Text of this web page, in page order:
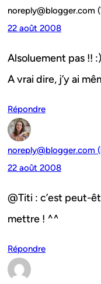
noreply@blogger.com
22 août 2008
Alsoluement pas !! :)
A vrai dire, j’y ai
Répondre
noreply@blogger.com
22 août 2008
@Titi : c’est peut-
mettre ! ^^
Répondre